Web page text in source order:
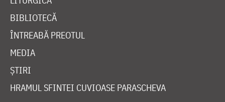
BIBLIOTECĂ
ÎNTREABĂ PREOTUL
MEDIA
ȘTIRI
HRAMUL SFINTEI CUVIOASE PARASCHEVA